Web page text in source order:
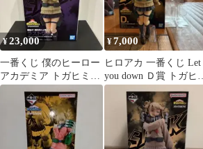
¥23,000
一番くじ 僕のヒーロー
アカデミア トガヒミコ
ラストワン賞 未開封
¥7,000
ヒロアカ 一番くじ Let
you down Ｄ賞 トガヒミ
コ